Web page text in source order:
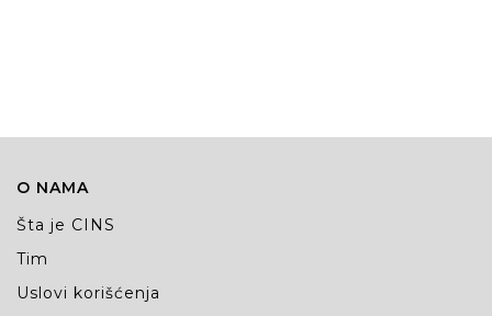
O NAMA
Šta je CINS
Tim
Uslovi korišćenja